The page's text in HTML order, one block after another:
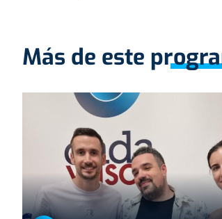
Más de este